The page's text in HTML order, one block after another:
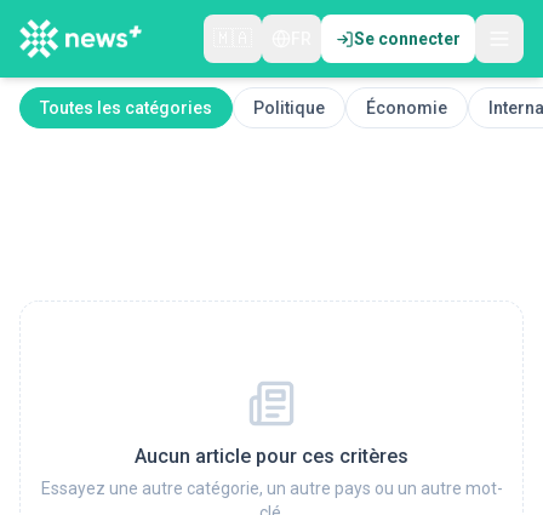
Se connecter
Toutes les catégories Politique Économie
Aucun article pour ces critères
Essayez une autre catégorie, un autre pays ou un autre mot-